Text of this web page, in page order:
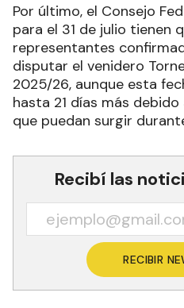
Por último, el Consejo
para el 31 de julio tienen
representantes
disputar el venidero
2025/26, aunque esta
hasta 21 días más
que puedan surgir
Recibí las
RECIBIR